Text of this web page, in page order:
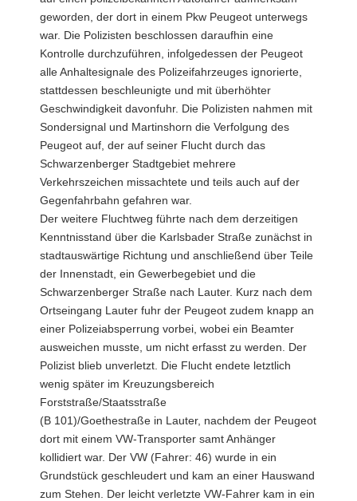
geworden, der dort in einem Pkw Peugeot unterwegs
war. Die Polizisten beschlossen daraufhin eine
Kontrolle durchzuführen, infolgedessen der Peugeot
alle Anhaltesignale des Polizeifahrzeuges ignorierte,
stattdessen beschleunigte und mit überhöhter
Geschwindigkeit davonfuhr. Die Polizisten nahmen mit
Sondersignal und Martinshorn die Verfolgung des
Peugeot auf, der auf seiner Flucht durch das
Schwarzenberger Stadtgebiet mehrere
Verkehrszeichen missachtete und teils auch auf der
Gegenfahrbahn gefahren war.
Der weitere Fluchtweg führte nach dem derzeitigen
Kenntnisstand über die Karlsbader Straße zunächst in
stadtauswärtige Richtung und anschließend über Teile
der Innenstadt, ein Gewerbegebiet und die
Schwarzenberger Straße nach Lauter. Kurz nach dem
Ortseingang Lauter fuhr der Peugeot zudem knapp an
einer Polizeiabsperrung vorbei, wobei ein Beamter
ausweichen musste, um nicht erfasst zu werden. Der
Polizist blieb unverletzt. Die Flucht endete letztlich
wenig später im Kreuzungsbereich
Forststraße/Staatsstraße
(B 101)/Goethestraße in Lauter, nachdem der Peugeot
dort mit einem VW-Transporter samt Anhänger
kollidiert war. Der VW (Fahrer: 46) wurde in ein
Grundstück geschleudert und kam an einer Hauswand
zum Stehen. Der leicht verletzte VW-Fahrer kam in ein